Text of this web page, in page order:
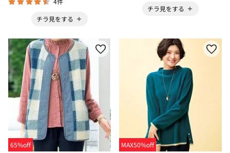
チラ見をする
チラ見をする
65%off
MAX50%off